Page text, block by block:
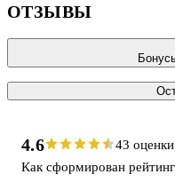
ОТЗЫВЫ
4.6
43 оценки
Как сформирован рейтинг